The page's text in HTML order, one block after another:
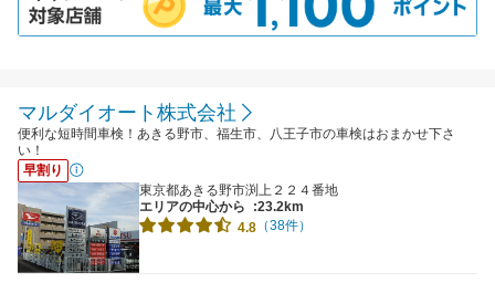
マルダイオート株式会社
便利な短時間車検！あきる野市、福生市、八王子市の車検はおまかせ下さ
い！
早割り
東京都あきる野市渕上２２４番地
エリアの中心から
:23.2km
4.8 （38件）